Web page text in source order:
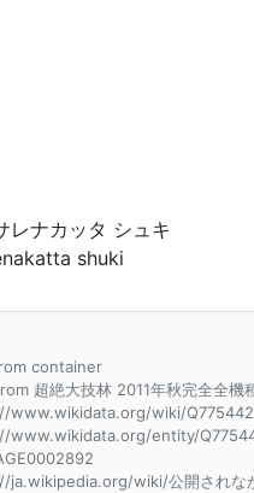
レナカッタ シュキ
shuki
container
超絶大技林 2011年秋完全全機
www.wikidata.org/wiki/
www.wikidata.org/entity/
ja.wikipedia.org/wiki/公開されな